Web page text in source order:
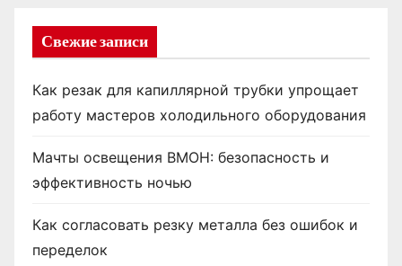
Свежие записи
Как резак для капиллярной трубки упрощает
работу мастеров холодильного оборудования
Мачты освещения ВМОН: безопасность и
эффективность ночью
Как согласовать резку металла без ошибок и
переделок